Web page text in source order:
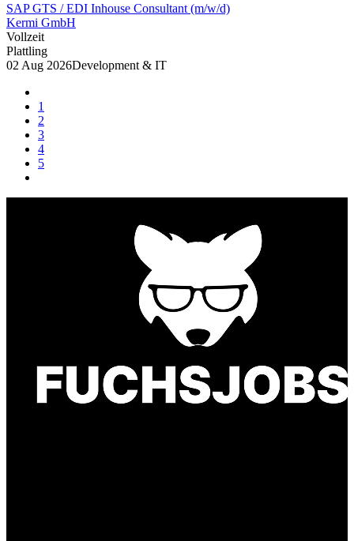
SAP GTS / EDI Inhouse Consultant (m/w/d)
Kermi GmbH
Vollzeit
Plattling
02 Aug 2026Development & IT
1
2
3
4
5